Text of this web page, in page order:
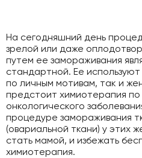
На сегодняшний день
зрелой или даже
путем ее замораживания
стандартной. Ее
по личным мотивам, так и
предстоит химиотерапия по
онкологического
процедуре замораживания
(овариальной ткани) у этих
стать мамой, и избежать
химиотерапия.